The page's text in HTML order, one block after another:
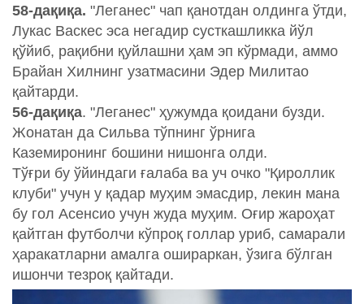
58-дақиқа. "Леганес" чап қанотдан олдинга ўтди,
Лукас Васкес эса негадир сусткашликка йўл
қўйиб, рақибни қуйлашни ҳам эп кўрмади, аммо
Брайан Хилнинг узатмасини Эдер Милитао
қайтарди.
56-дақиқа. "Леганес" ҳужумда қоидани бузди.
Жонатан да Сильва тўпнинг ўрнига
Каземиронинг бошини нишонга олди.
Тўғри бу ўйиндаги ғалаба ва уч очко "Қироллик
клуби" учун у қадар муҳим эмасдир, лекин мана
бу гол Асенсио учун жуда муҳим. Оғир жароҳат
қайтган футболчи кўпроқ голлар уриб, самарали
ҳаракатларни амалга ошираркан, ўзига бўлган
ишончи тезроқ қайтади.